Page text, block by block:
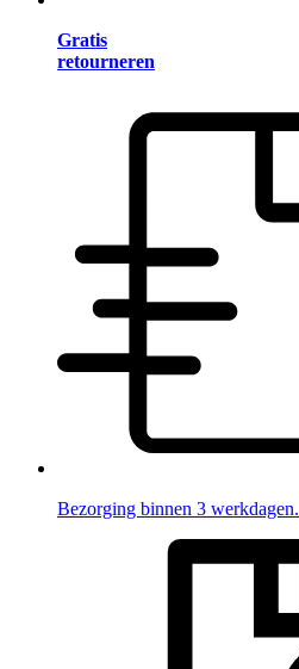
Gratis
retourneren
Bezorging binnen 3 werkdagen.